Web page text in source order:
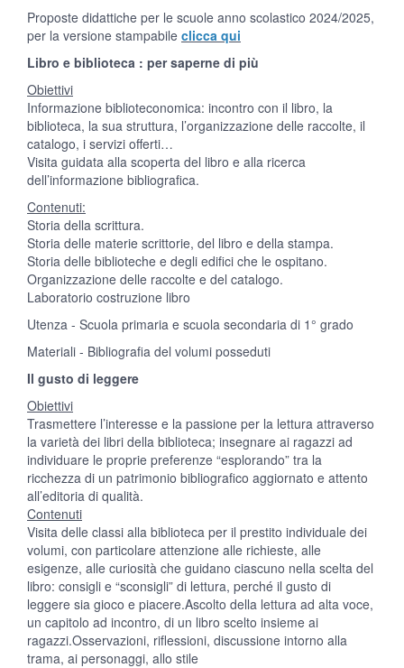
Proposte didattiche per le scuole anno scolastico 2024/2025,
per la versione stampabile clicca qui
Libro e biblioteca : per saperne di più
Obiettivi
Informazione biblioteconomica: incontro con il libro, la
biblioteca, la sua struttura, l’organizzazione delle raccolte, il
catalogo, i servizi offerti…
Visita guidata alla scoperta del libro e alla ricerca
dell’informazione bibliografica.
Contenuti:
Storia della scrittura.
Storia delle materie scrittorie, del libro e della stampa.
Storia delle biblioteche e degli edifici che le ospitano.
Organizzazione delle raccolte e del catalogo.
Laboratorio costruzione libro
Utenza - Scuola primaria e scuola secondaria di 1° grado
Materiali - Bibliografia del volumi posseduti
Il gusto di leggere
Obiettivi
Trasmettere l’interesse e la passione per la lettura attraverso
la varietà dei libri della biblioteca; insegnare ai ragazzi ad
individuare le proprie preferenze “esplorando” tra la
ricchezza di un patrimonio bibliografico aggiornato e attento
all’editoria di qualità.
Contenuti
Visita delle classi alla biblioteca per il prestito individuale dei
volumi, con particolare attenzione alle richieste, alle
esigenze, alle curiosità che guidano ciascuno nella scelta del
libro: consigli e “sconsigli” di lettura, perché il gusto di
leggere sia gioco e piacere.Ascolto della lettura ad alta voce,
un capitolo ad incontro, di un libro scelto insieme ai
ragazzi.Osservazioni, riflessioni, discussione intorno alla
trama, ai personaggi, allo stile